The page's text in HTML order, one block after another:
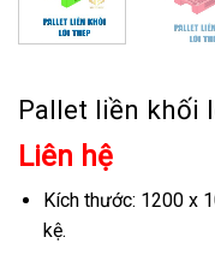
Pallet liền khối
Liên hệ
Kích thước: 1200 x
kệ.